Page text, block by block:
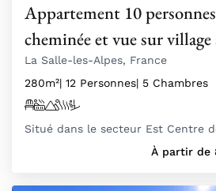
Appartement 10
cheminée et vue sur village
La Salle-les-Alpes, France
280m²| 12 Personnes| 5 Chambres
Situé dans le secteur Est Centre
À partir de